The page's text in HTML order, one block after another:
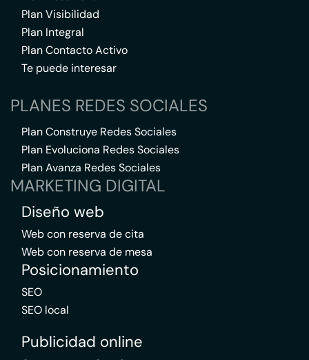
Plan Visibilidad
Plan Integral
Plan Contacto Activo
Te puede interesar
PLANES REDES SOCIALES
Plan Construye Redes Sociales
Plan Evoluciona Redes Sociales
Plan Avanza Redes Sociales
MARKETING DIGITAL
Diseño web
Web con reserva de cita
Web con reserva de mesa
Posicionamiento
SEO
SEO local
Publicidad online